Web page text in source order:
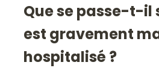
Que se passe-t-il
est gravement
hospitalisé ?